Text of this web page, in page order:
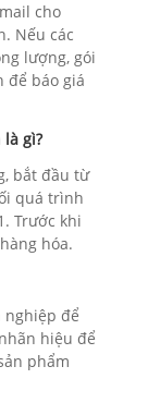
cho
Nếu các
lượng, gói
để báo giá
gì?
bắt đầu từ
quá trình
Trước khi
hóa.
nghiệp để
hiệu để
phẩm